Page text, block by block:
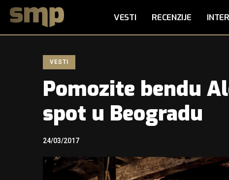
VESTI RECENZIJE
VESTI
Pomozite bendu
spot u Beogradu
24/03/2017